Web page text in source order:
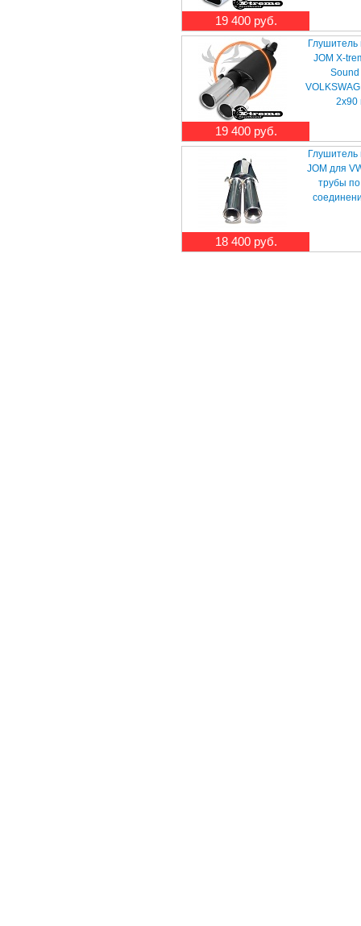
19 400 руб.
19 400 руб.
JOM X-
2x90
18 400 руб.
JOM для
трубы